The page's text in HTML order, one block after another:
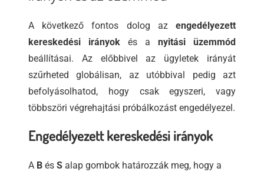
A következő fontos dolog az engedélyezett
kereskedési irányok és a nyitási üzemmód
beállításai. Az előbbivel az ügyletek irányát
szűrheted globálisan, az utóbbival pedig azt
befolyásolhatod, hogy csak egyszeri, vagy
többszöri végrehajtási próbálkozást engedélyezel.
Engedélyezett kereskedési irányok
A B és S alap gombok határozzák meg, hogy a